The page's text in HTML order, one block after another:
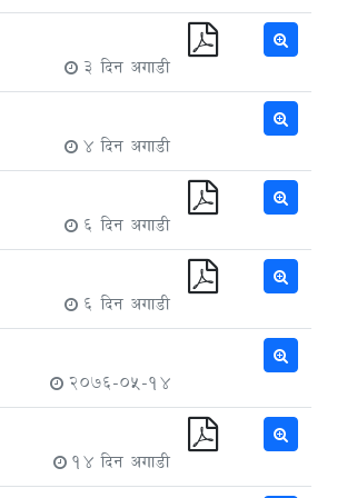
3 दिन अगाडी
4 दिन अगाडी
6 दिन अगाडी
6 दिन अगाडी
2076-05-14
14 दिन अगाडी